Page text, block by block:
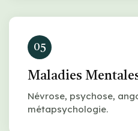
05
Maladies
Névrose, psychose,
métapsychologie.